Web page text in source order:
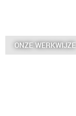
ONZE WERKWIJZE
ONZE WERKWIJZE
ONZE WERKWIJZE
ONZE WERKWIJZE